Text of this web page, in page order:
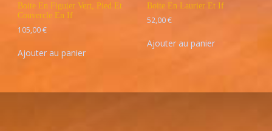
Boite En Figuier Vert, Pied Et
Couvercle En If
105,00€
Ajouter au panier
Boite En Laurier Et If
52,00€
Ajouter au panier